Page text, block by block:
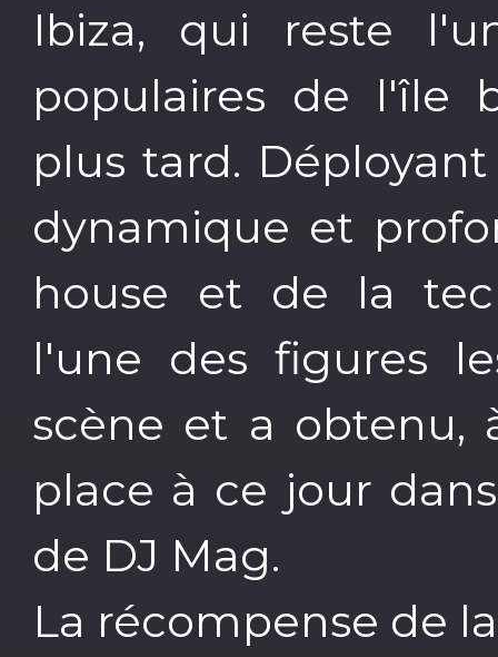
Ibiza, qui reste
populaires de l'île
plus tard.
dynamique et
house et de la
l'une des figures
scène et a obtenu,
place à ce jour
de DJ Mag.
La récompense de